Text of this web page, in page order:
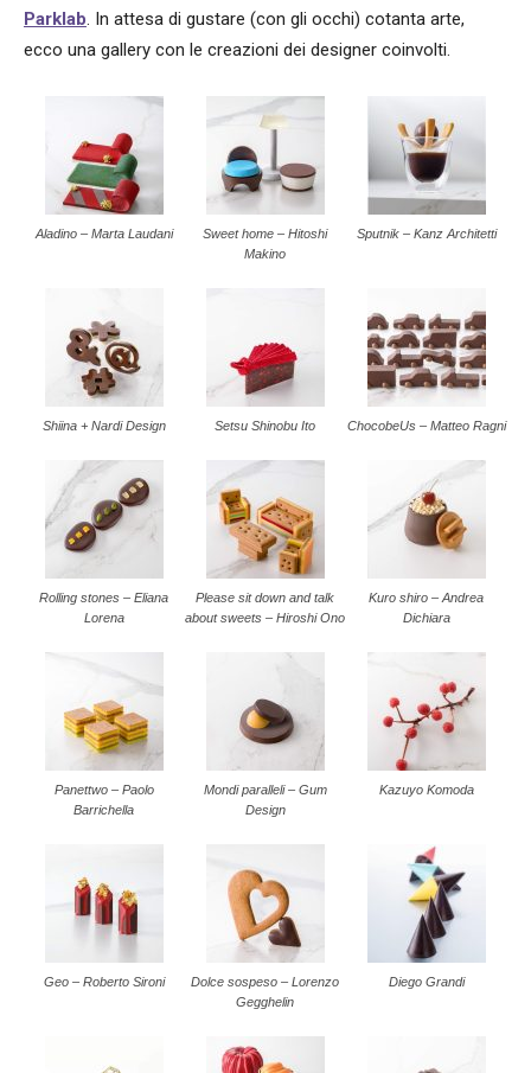
Parklab . In attesa di gustare (con gli occhi) cotanta arte,
ecco una gallery con le creazioni dei designer coinvolti.
Aladino – Marta Laudani
Sweet home – Hitoshi
Makino
Sputnik – Kanz Architetti
Shiina + Nardi Design Setsu Shinobu Ito ChocobeUs – Matteo Ragni
Rolling stones – Eliana
Lorena
Please sit down and talk
about sweets – Hiroshi Ono
Kuro shiro – Andrea
Dichiara
Panettwo – Paolo
Barrichella
Mondi paralleli – Gum
Design
Kazuyo Komoda
Geo – Roberto Sironi
Dolce sospeso – Lorenzo
Gegghelin
Diego Grandi